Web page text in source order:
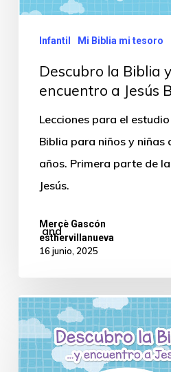
Infantil Mi Biblia mi tesoro
Descubro la Biblia y
encuentro a Jesús
Lecciones para el
Biblia para niños y niñas
años. Primera parte de
Jesús.
Mercè Gascón
and
esthervillanueva
16 junio, 2025